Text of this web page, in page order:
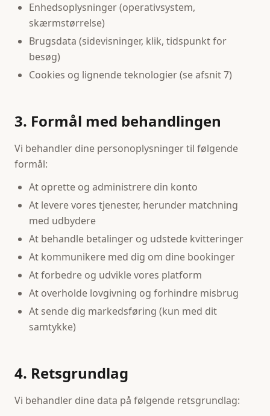
Enhedsoplysninger (operativsystem,
skærmstørrelse)
Brugsdata (sidevisninger, klik, tidspunkt for
besøg)
Cookies og lignende teknologier (se afsnit 7)
3. Formål med behandlingen
Vi behandler dine personoplysninger til følgende
formål:
At oprette og administrere din konto
At levere vores tjenester, herunder matchning
med udbydere
At behandle betalinger og udstede kvitteringer
At kommunikere med dig om dine bookinger
At forbedre og udvikle vores platform
At overholde lovgivning og forhindre misbrug
At sende dig markedsføring (kun med dit
samtykke)
4. Retsgrundlag
Vi behandler dine data på følgende retsgrundlag: